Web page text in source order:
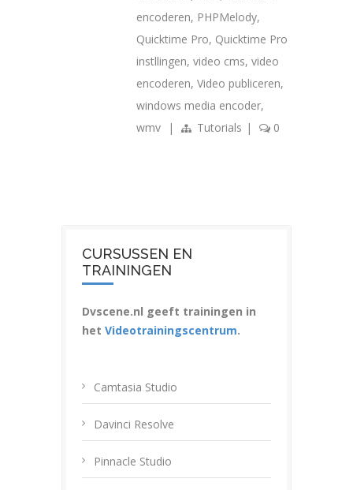
encoderen, PHPMelody,
Quicktime Pro, Quicktime Pro
instllingen, video cms, video
encoderen, Video publiceren,
windows media encoder,
wmv
| Tutorials | 0
CURSUSSEN EN
TRAININGEN
Dvscene.nl geeft trainingen in
het Videotrainingscentrum.
Camtasia Studio
Davinci Resolve
Pinnacle Studio